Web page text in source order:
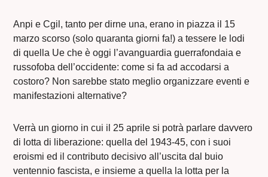
Anpi e Cgil, tanto per dirne una, erano in piazza il 15
marzo scorso (solo quaranta giorni fa!) a tessere le lodi
di quella Ue che è oggi l’avanguardia guerrafondaia e
russofoba dell’occidente: come si fa ad accodarsi a
costoro? Non sarebbe stato meglio organizzare eventi e
manifestazioni alternative?
Verrà un giorno in cui il 25 aprile si potrà parlare davvero
di lotta di liberazione: quella del 1943-45, con i suoi
eroismi ed il contributo decisivo all’uscita dal buio
ventennio fascista, e insieme a quella la lotta per la